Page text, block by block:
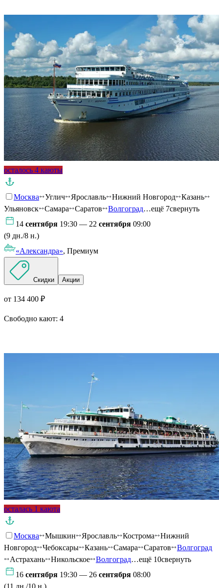
осталось 4 каюты
Москва Углич Ярославль Нижний Новгород
Казань
Ульяновск
Самара Саратов Волгоград…ещё 7свернуть
14 сентября 19:30 — 22 сентября 09:00
(9 дн./8 н.)
«Александра», Премиум
Скидки Акции
от 134 400 ₽
Свободно кают: 4
осталась 1 каюта
Москва Мышкин Ярославль Кострома
Нижний
Новгород
Чебоксары Казань Самара Саратов
Волгоград
Астрахань
Никольское Волгоград…ещё 10свернуть
16 сентября 19:30 — 26 сентября 08:00
(11 дн./10 н.)